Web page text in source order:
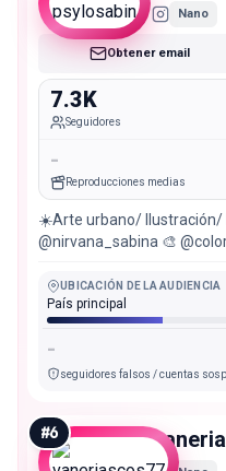
Nano
Obtener email
7.3K
Seguidores
-
Reproducciones medias
☀️Arte urbano/ Ilustración/
@nirvana_sabina 🎨
UBICACIÓN DE LA AUDIENCIA
País principal
-
seguidores falsos / cuentas
#6